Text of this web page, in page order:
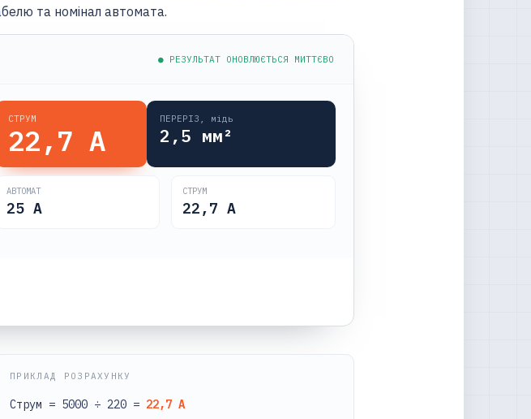
та номінал автомата.
● РЕЗУЛЬТАТ ОНОВЛЮЄТЬСЯ МИТТЄВО
СТРУМ
22,7 А
ПЕРЕРІЗ, мідь
2,5 мм²
АВТОМАТ
25А
СТРУМ
22,7 А
ПРИКЛАД РОЗРАХУНКУ
Струм = 5000 ÷ 220 = 22,7 А